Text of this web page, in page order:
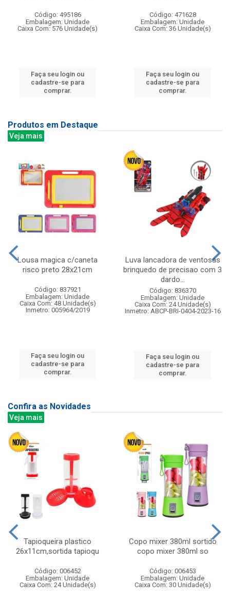
Código: 495186
Embalagem: Unidade
Caixa Com: 576 Unidade(s)
Faça seu login ou
cadastre-se para
comprar.
Código: 471628
Embalagem: Unidade
Caixa Com: 36 Unidade(s)
Faça seu login ou
cadastre-se para
comprar.
Produtos em Destaque
Veja mais
Lousa magica c/caneta
risco preto 28x21cm
Código: 837921
Embalagem: Unidade
Caixa Com: 48 Unidade(s)
Inmetro: 005964/2019
Faça seu login ou
cadastre-se para
comprar.
Luva lancadora de ventosas
brinquedo de precisao com 3
dardo...
Código: 836370
Embalagem: Unidade
Caixa Com: 24 Unidade(s)
Inmetro: ABCP-BRI-0404-2023-16
Faça seu login ou
cadastre-se para
comprar.
Confira as Novidades
Veja mais
Tapioqueira plastico
26x11cm,sortida tapioqu
Código: 006452
Embalagem: Unidade
Caixa Com: 24 Unidade(s)
Copo mixer 380ml sortido
copo mixer 380ml so
Código: 006453
Embalagem: Unidade
Caixa Com: 30 Unidade(s)